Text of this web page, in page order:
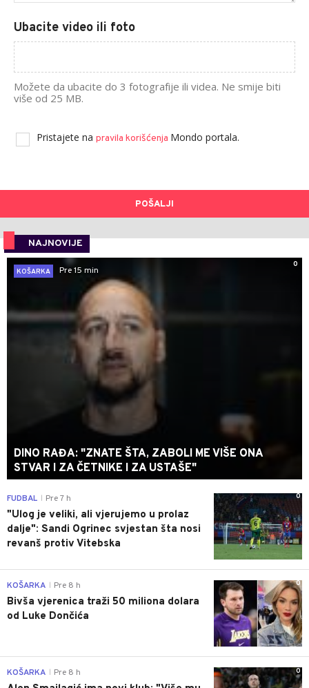
Ubacite video ili foto
Možete da ubacite do 3 fotografije ili videa. Ne smije biti
više od 25 MB.
Pristajete na pravila korišćenja Mondo portala.
POŠALJI
NAJNOVIJE
0
KOŠARKA
Pre 15 min
DINO RAĐA: "ZNATE ŠTA, ZABOLI ME VIŠE ONA
STVAR I ZA ČETNIKE I ZA USTAŠE"
0
FUDBAL Pre 7 h
"Ulog je veliki, ali vjerujemo u prolaz
dalje": Sandi Ogrinec svjestan šta nosi
revanš protiv Vitebska
0
KOŠARKA Pre 8 h
Bivša vjerenica traži 50 miliona dolara
od Luke Dončića
0
KOŠARKA Pre 8 h